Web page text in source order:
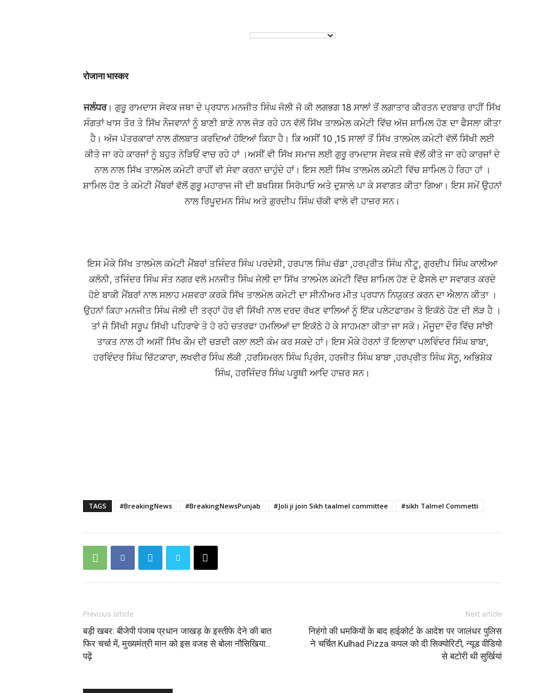
रोजाना भास्कर
ਜਲੰਧਰ। ਗੁਰੂ ਰਾਮਦਾਸ ਸੇਵਕ ਜਥਾ ਦੇ ਪ੍ਰਧਾਨ ਮਨਜੀਤ ਸਿੰਘ ਜੋਲੀ ਜੋ ਕੀ ਲਗਭਗ 18 ਸਾਲਾਂ ਤੋਂ ਲਗਾਤਾਰ ਕੀਰਤਨ ਦਰਬਾਰ ਰਾਹੀਂ ਸਿੱਖ
ਸੰਗਤਾਂ ਖਾਸ ਤੌਰ ਤੇ ਸਿੱਖ ਨੌਜਵਾਨਾਂ ਨੂੰ ਬਾਣੀ ਬਾਣੇ ਨਾਲ ਜੋੜ ਰਹੇ ਹਨ ਵੱਲੋਂ ਸਿੱਖ ਤਾਲਮੇਲ ਕਮੇਟੀ ਵਿੱਚ ਅੱਜ ਸ਼ਾਮਿਲ ਹੋਣ ਦਾ ਫੈਸਲਾ ਕੀਤਾ
ਹੈ। ਅੱਜ ਪੱਤਰਕਾਰਾਂ ਨਾਲ ਗੱਲਬਾਤ ਕਰਦਿਆਂ ਹੋਇਆਂ ਕਿਹਾ ਹੈ। ਕਿ ਅਸੀਂ 10 ,15 ਸਾਲਾਂ ਤੋਂ ਸਿੱਖ ਤਾਲਮੇਲ ਕਮੇਟੀ ਵੱਲੋਂ ਸਿੱਖੀ ਲਈ
ਕੀਤੇ ਜਾ ਰਹੇ ਕਾਰਜਾਂ ਨੂੰ ਬਹੁਤ ਨੇੜਿਓਂ ਵਾਚ ਰਹੇ ਹਾਂ ।ਅਸੀਂ ਵੀ ਸਿੱਖ ਸਮਾਜ ਲਈ ਗੁਰੂ ਰਾਮਦਾਸ ਸੇਵਕ ਜਥੇ ਵੱਲੋਂ ਕੀਤੇ ਜਾ ਰਹੇ ਕਾਰਜਾਂ ਦੇ
ਨਾਲ ਨਾਲ ਸਿੱਖ ਤਾਲਮੇਲ ਕਮੇਟੀ ਰਾਹੀਂ ਵੀ ਸੇਵਾ ਕਰਨਾ ਚਾਹੁੰਦੇ ਹਾਂ। ਇਸ ਲਈ ਸਿੱਖ ਤਾਲਮੇਲ ਕਮੇਟੀ ਵਿੱਚ ਸ਼ਾਮਿਲ ਹੋ ਰਿਹਾ ਹਾਂ ।
ਸ਼ਾਮਿਲ ਹੋਣ ਤੇ ਕਮੇਟੀ ਮੈਂਬਰਾਂ ਵੱਲੋਂ ਗੁਰੂ ਮਹਾਰਾਜ ਜੀ ਦੀ ਬਖਸ਼ਿਸ਼ ਸਿਰੋਪਾਓ ਅਤੇ ਦੁਸ਼ਾਲੇ ਪਾ ਕੇ ਸਵਾਗਤ ਕੀਤਾ ਗਿਆ। ਇਸ ਸਮੇਂ ਉਹਨਾਂ
ਨਾਲ ਰਿਪੂਦਮਨ ਸਿੰਘ ਅਤੇ ਗੁਰਦੀਪ ਸਿੰਘ ਚੱਕੀ ਵਾਲੇ ਵੀ ਹਾਜ਼ਰ ਸਨ।
ਇਸ ਮੌਕੇ ਸਿੱਖ ਤਾਲਮੇਲ ਕਮੇਟੀ ਮੈਂਬਰਾਂ ਤਜਿੰਦਰ ਸਿੰਘ ਪਰਦੇਸੀ, ਹਰਪਾਲ ਸਿੰਘ ਚੱਡਾ ,ਹਰਪ੍ਰੀਤ ਸਿੰਘ ਨੀਟੂ, ਗੁਰਦੀਪ ਸਿੰਘ ਕਾਲੀਆ
ਕਲੋਨੀ, ਤਜਿੰਦਰ ਸਿੰਘ ਸੰਤ ਨਗਰ ਵਲੋ ਮਨਜੀਤ ਸਿੰਘ ਜੋਲੀ ਦਾ ਸਿੱਖ ਤਾਲਮੇਲ ਕਮੇਟੀ ਵਿੱਚ ਸ਼ਾਮਿਲ ਹੋਣ ਦੇ ਫੈਸਲੇ ਦਾ ਸਵਾਗਤ ਕਰਦੇ
ਹੋਏ ਬਾਕੀ ਮੈਂਬਰਾਂ ਨਾਲ ਸਲਾਹ ਮਸ਼ਵਰਾ ਕਰਕੇ ਸਿੱਖ ਤਾਲਮੇਲ ਕਮੇਟੀ ਦਾ ਸੀਨੀਅਰ ਮੀਤ ਪ੍ਰਧਾਨ ਨਿਯੁਕਤ ਕਰਨ ਦਾ ਐਲਾਨ ਕੀਤਾ ।
ਉਹਨਾਂ ਕਿਹਾ ਮਨਜੀਤ ਸਿੰਘ ਜੋਲੀ ਦੀ ਤਰ੍ਹਾਂ ਹੋਰ ਵੀ ਸਿੱਖੀ ਨਾਲ ਦਰਦ ਰੱਖਣ ਵਾਲਿਆਂ ਨੂੰ ਇੱਕ ਪਲੇਟਫਾਰਮ ਤੇ ਇਕੱਠੇ ਹੋਣ ਦੀ ਲੋੜ ਹੈ ।
ਤਾਂ ਜੋ ਸਿੱਖੀ ਸਰੂਪ ਸਿੱਖੀ ਪਹਿਰਾਵੇ ਤੇ ਹੋ ਰਹੇ ਚਤਰਫਾ ਹਮਲਿਆਂ ਦਾ ਇਕੱਠੇ ਹੋ ਕੇ ਸਾਹਮਣਾ ਕੀਤਾ ਜਾ ਸਕੇ। ਮੌਜੂਦਾ ਦੌਰ ਵਿੱਚ ਸਾਂਝੀ
ਤਾਕਤ ਨਾਲ ਹੀ ਅਸੀਂ ਸਿੱਖ ਕੌਮ ਦੀ ਚੜਦੀ ਕਲਾ ਲਈ ਕੰਮ ਕਰ ਸਕਦੇ ਹਾਂ। ਇਸ ਮੌਕੇ ਹੋਰਨਾਂ ਤੋਂ ਇਲਾਵਾ ਪਲਵਿੰਦਰ ਸਿੰਘ ਬਾਬਾ,
ਹਰਵਿੰਦਰ ਸਿੰਘ ਚਿੱਟਕਾਰਾ, ਲਖਵੀਰ ਸਿੰਘ ਲੱਕੀ ,ਹਰਸਿਮਰਨ ਸਿੰਘ ਪ੍ਰਿੰਸ, ਹਰਜੀਤ ਸਿੰਘ ਬਾਬਾ ,ਹਰਪ੍ਰੀਤ ਸਿੰਘ ਸੋਨੂ, ਅਭਿਸ਼ੇਕ
ਸਿੰਘ, ਹਰਜਿੰਦਰ ਸਿੰਘ ਪਰੂਥੀ ਆਦਿ ਹਾਜ਼ਰ ਸਨ।
TAGS #BreakingNews #BreakingNewsPunjab #Joli ji join Sikh taalmel committee #sikh Talmel Commetti
Previous article
बड़ी खबर: बीजेपी पंजाब प्रधान जाखड़ के इस्तीफे देने की बात
फिर चर्चा में, मुख्यमंत्री मान को इस वजह से बोला नौसिखिया…
पढ़ें
Next article
निहंगो की धमकियों के बाद हाईकोर्ट के आदेश पर जालंधर पुलिस
ने चर्चित Kulhad Pizza कपल को दी सिक्योरिटी, न्यूड वीडियो
से बटोरी थी सुर्खियां